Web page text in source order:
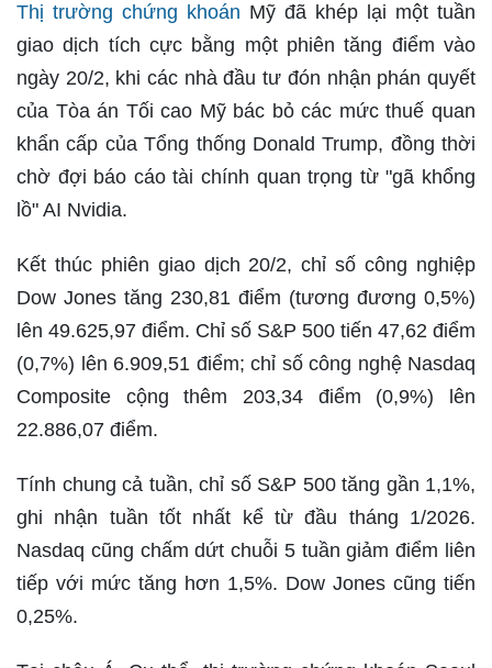
Thị trường chứng khoán Mỹ đã khép lại một tuần
giao dịch tích cực bằng một phiên tăng điểm vào
ngày 20/2, khi các nhà đầu tư đón nhận phán quyết
của Tòa án Tối cao Mỹ bác bỏ các mức thuế quan
khẩn cấp của Tổng thống Donald Trump, đồng thời
chờ đợi báo cáo tài chính quan trọng từ "gã khổng
lồ" AI Nvidia.
Kết thúc phiên giao dịch 20/2, chỉ số công nghiệp
Dow Jones tăng 230,81 điểm (tương đương 0,5%)
lên 49.625,97 điểm. Chỉ số S&P 500 tiến 47,62 điểm
(0,7%) lên 6.909,51 điểm; chỉ số công nghệ Nasdaq
Composite cộng thêm 203,34 điểm (0,9%) lên
22.886,07 điểm.
Tính chung cả tuần, chỉ số S&P 500 tăng gần 1,1%,
ghi nhận tuần tốt nhất kể từ đầu tháng 1/2026.
Nasdaq cũng chấm dứt chuỗi 5 tuần giảm điểm liên
tiếp với mức tăng hơn 1,5%. Dow Jones cũng tiến
0,25%.